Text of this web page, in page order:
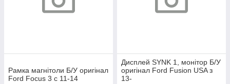
Рамка магнітоли Б/У оригінал
Ford Focus 3 с 11-14
Дисплей SYNK 1, монітор Б/У
оригінал Ford Fusion USA з
13-